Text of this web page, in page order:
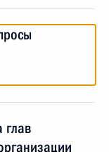
глав